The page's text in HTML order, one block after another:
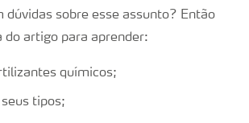
dúvidas sobre esse assunto? Então
do artigo para aprender:
químicos;
tipos;